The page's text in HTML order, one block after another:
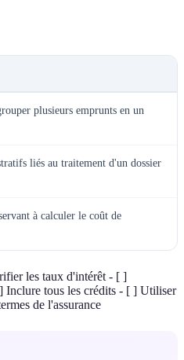
plusieurs emprunts en un
liés au traitement d'un dossier
à calculer le coût de
les taux d'intérêt - [ ]
Inclure tous les crédits - [ ] Utiliser
de l'assurance